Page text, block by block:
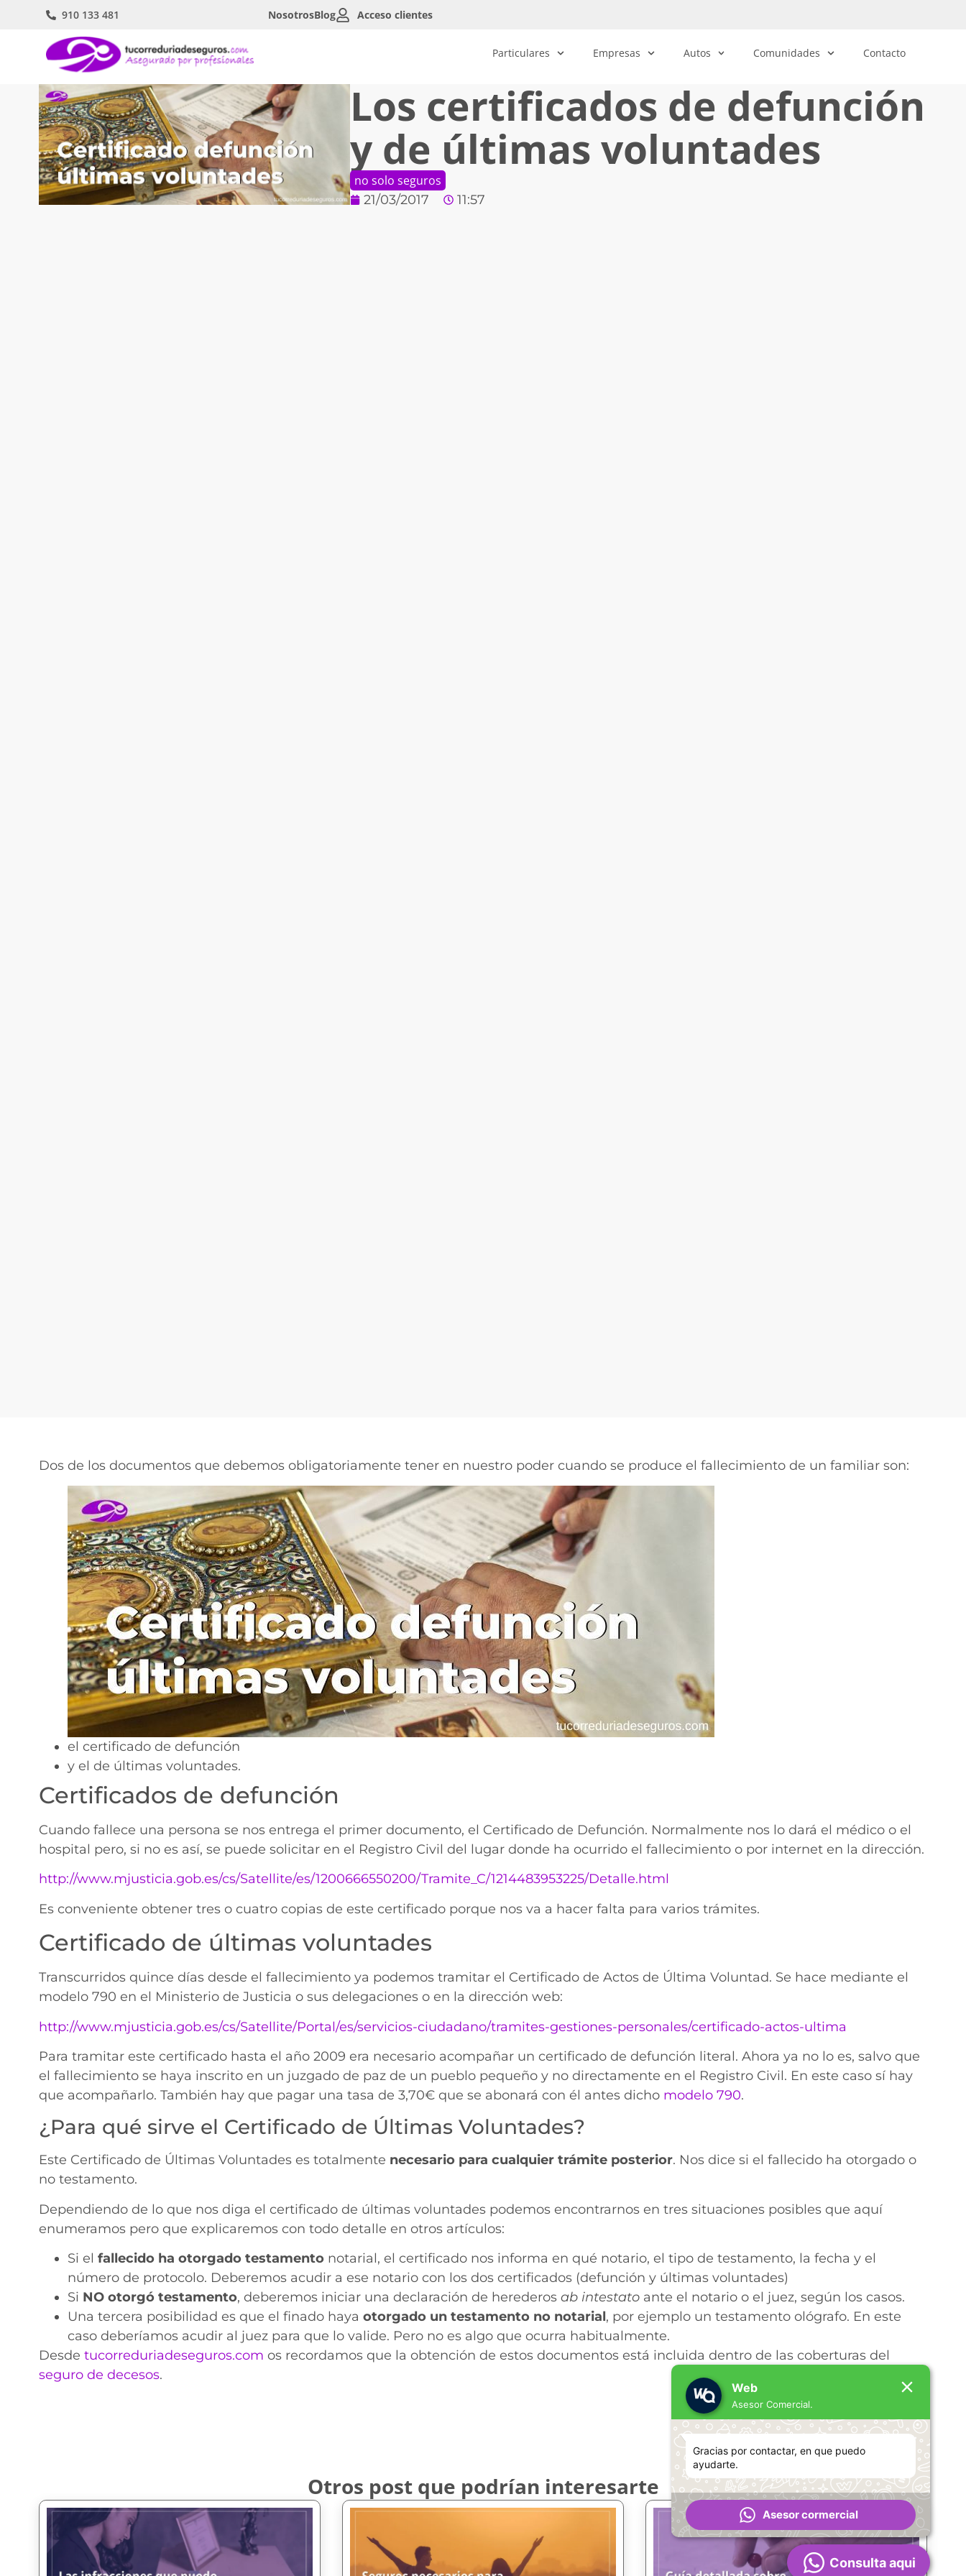
910 133 481 NosotrosBlog Acceso clientes
Particulares Empresas Autos Comunidades Contacto
Los certificados de defunción
y de últimas voluntades
no solo seguros
21/03/2017
11:57
Dos de los documentos que debemos obligatoriamente tener en nuestro poder cuando se produce el fallecimiento de un familiar son:
el certificado de defunción
y el de últimas voluntades.
Certificados de defunción
Cuando fallece una persona se nos entrega el primer documento, el Certificado de Defunción. Normalmente nos lo dará el médico o el
hospital pero, si no es así, se puede solicitar en el Registro Civil del lugar donde ha ocurrido el fallecimiento o por internet en la dirección.
http://www.mjusticia.gob.es/cs/Satellite/es/1200666550200/Tramite_C/1214483953225/Detalle.html
Es conveniente obtener tres o cuatro copias de este certificado porque nos va a hacer falta para varios trámites.
Certificado de últimas voluntades
Transcurridos quince días desde el fallecimiento ya podemos tramitar el Certificado de Actos de Última Voluntad. Se hace mediante el
modelo 790 en el Ministerio de Justicia o sus delegaciones o en la dirección web:
http://www.mjusticia.gob.es/cs/Satellite/Portal/es/servicios-ciudadano/tramites-gestiones-personales/certificado-actos-ultima
Para tramitar este certificado hasta el año 2009 era necesario acompañar un certificado de defunción literal. Ahora ya no lo es, salvo que
el fallecimiento se haya inscrito en un juzgado de paz de un pueblo pequeño y no directamente en el Registro Civil. En este caso sí hay
que acompañarlo. También hay que pagar una tasa de 3,70€ que se abonará con él antes dicho modelo 790.
¿Para qué sirve el Certificado de Últimas Voluntades?
Este Certificado de Últimas Voluntades es totalmente necesario para cualquier trámite posterior. Nos dice si el fallecido ha otorgado o
no testamento.
Dependiendo de lo que nos diga el certificado de últimas voluntades podemos encontrarnos en tres situaciones posibles que aquí
enumeramos pero que explicaremos con todo detalle en otros artículos:
Si el fallecido ha otorgado testamentonotarial, el certificado nos informa en qué notario, el tipo de testamento, la fecha y el
número de protocolo. Deberemos acudir a ese notario con los dos certificados (defunción y últimas voluntades)
Si NOotorgó testamento, deberemos iniciar una declaración de herederos ab intestatoante el notario o el juez, según los casos.
Una tercera posibilidad es que el finado haya otorgado un testamento no notarial, por ejemplo un testamento ológrafo. En este
caso deberíamos acudir al juez para que lo valide. Pero no es algo que ocurra habitualmente.
Desde tucorreduriadeseguros.com os recordamos que la obtención de estos documentos está incluida dentro de las coberturas del
seguro de decesos.
Otros post que podrían interesarte
Consulta aqui
Web
Asesor Comercial.
Gracias por contactar, en que puedo
ayudarte.
Asesor cormercial